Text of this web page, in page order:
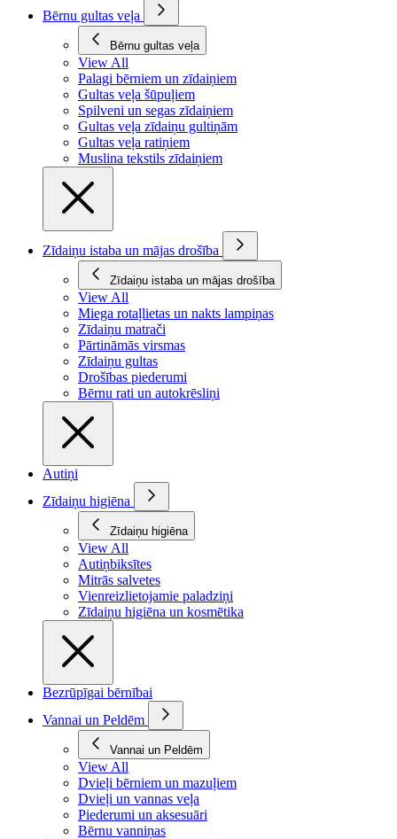
Bērnu gultas veļa
Bērnu gultas veļa
View All
Palagi bērniem un zīdaiņiem
Gultas veļa šūpuļiem
Spilveni un segas zīdaiņiem
Gultas veļa zīdaiņu gultiņām
Gultas veļa ratiņiem
Muslina tekstils zīdaiņiem
Zīdaiņu istaba un mājas drošība
Zīdaiņu istaba un mājas drošība
View All
Miega rotaļlietas un nakts lampiņas
Zīdaiņu matrači
Pārtināmās virsmas
Zīdaiņu gultas
Drošības piederumi
Bērnu rati un autokrēsliņi
Autiņi
Zīdaiņu higiēna
Zīdaiņu higiēna
View All
Autiņbiksītes
Mitrās salvetes
Vienreizlietojamie paladziņi
Zīdaiņu higiēna un kosmētika
Bezrūpīgai bērnībai
Vannai un Peldēm
Vannai un Peldēm
View All
Dvieļi bērniem un mazuļiem
Dvieļi un vannas veļa
Piederumi un aksesuāri
Bērnu vanniņas